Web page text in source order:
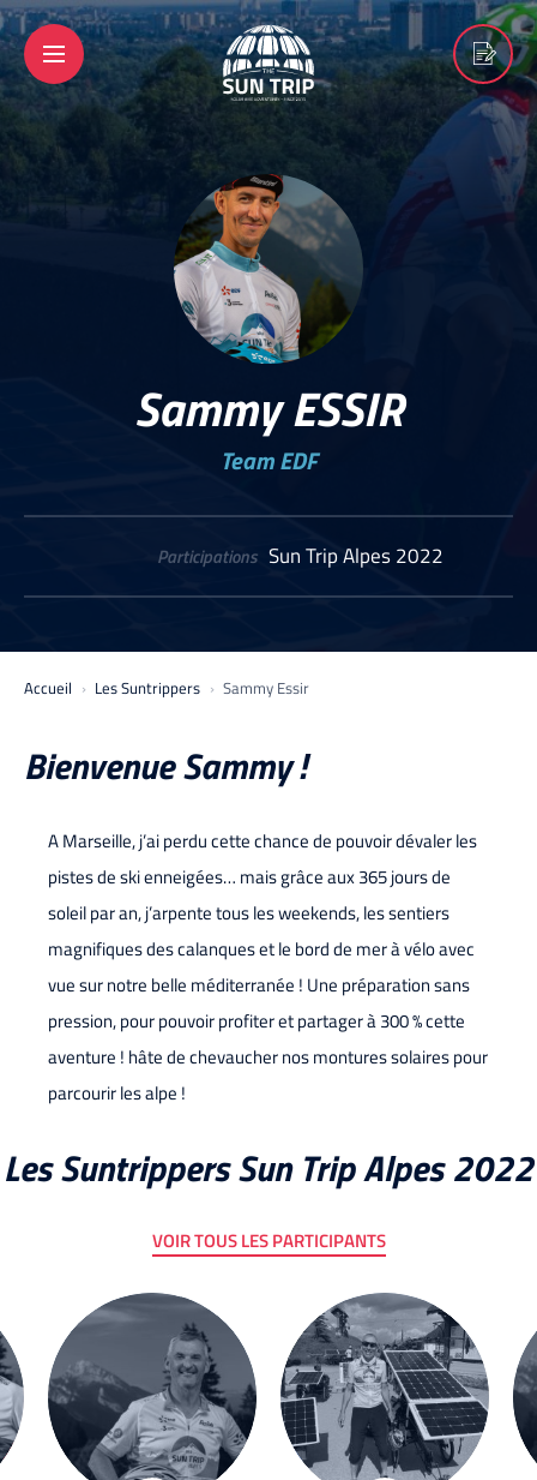
Sammy ESSIR
Team EDF
Participations Sun Trip Alpes 2022
Accueil Les Suntrippers Sammy Essir
Bienvenue Sammy !
A Marseille, j’ai perdu cette chance de pouvoir dévaler les
pistes de ski enneigées… mais grâce aux 365 jours de
soleil par an, j’arpente tous les weekends, les sentiers
magnifiques des calanques et le bord de mer à vélo avec
vue sur notre belle méditerranée ! Une préparation sans
pression, pour pouvoir profiter et partager à 300 % cette
aventure ! hâte de chevaucher nos montures solaires pour
parcourir les alpe !
Les Suntrippers Sun Trip Alpes 2022
VOIR TOUS LES PARTICIPANTS